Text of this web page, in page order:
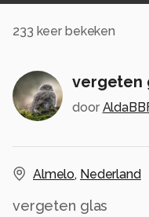
233 keer bekeken
vergeten
door
Almelo, Nederland
vergeten glas